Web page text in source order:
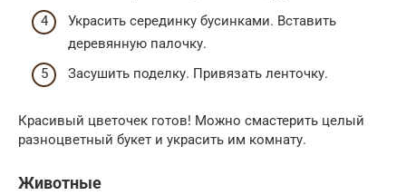
Украсить серединку бусинками. Вставить
деревянную палочку.
Засушить поделку. Привязать ленточку.
Красивый цветочек готов! Можно смастерить целый
разноцветный букет и украсить им комнату.
Животные